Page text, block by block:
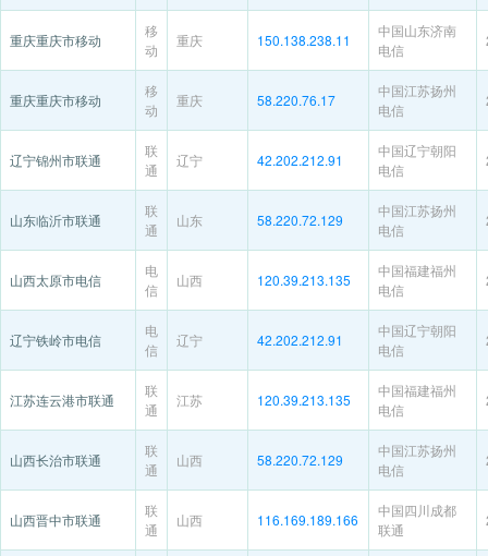
重庆重庆市移动
移
动
重庆 150.138.238.11
中国山东济南
电信
重庆重庆市移动
移
动
重庆 58.220.76.17
中国江苏扬州
电信
辽宁锦州市联通
联
通
辽宁 42.202.212.91
中国辽宁朝阳
电信
山东临沂市联通
联
通
山东 58.220.72.129
中国江苏扬州
电信
山西太原市电信
电
信
山西 120.39.213.135
中国福建福州
电信
辽宁铁岭市电信
电
信
辽宁 42.202.212.91
中国辽宁朝阳
电信
江苏连云港市联通
联
通
江苏 120.39.213.135
中国福建福州
电信
山西长治市联通
联
通
山西 58.220.72.129
中国江苏扬州
电信
山西晋中市联通
联
通
山西 116.169.189.166
中国四川成都
联通